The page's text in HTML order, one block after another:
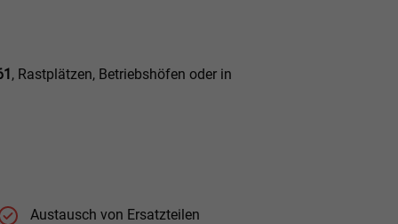
, Rastplätzen, Betriebshöfen oder in
Austausch von Ersatzteilen